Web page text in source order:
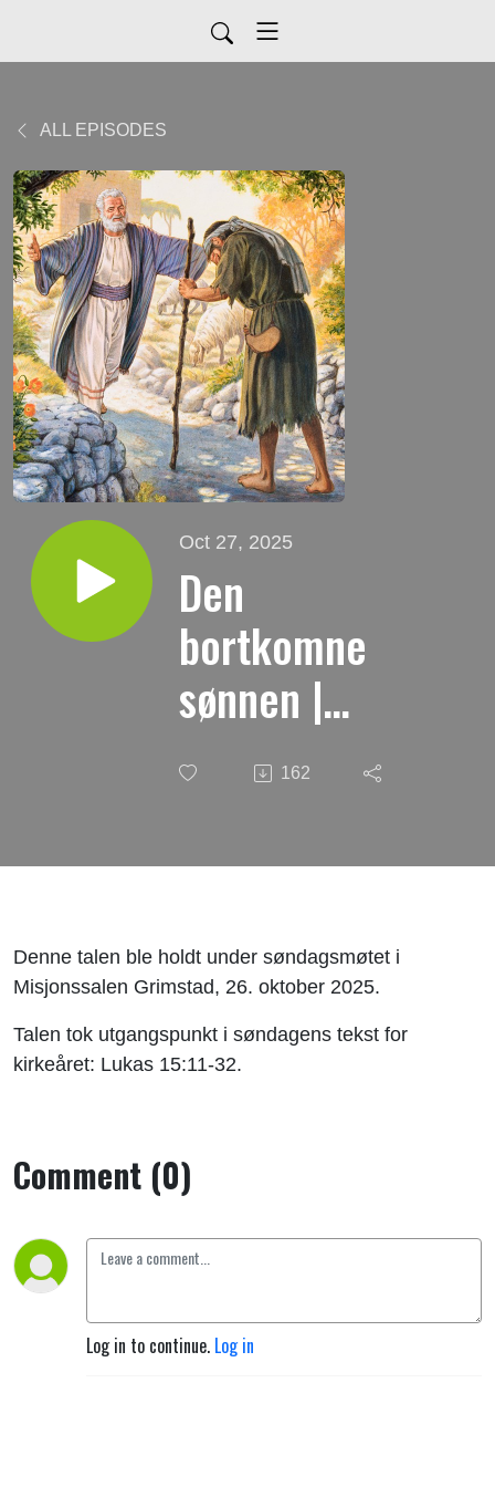
ALL EPISODES
Oct 27, 2025
Den
bortkomne
sønnen |
Tale i
Misjonssalen
Grimstad
162
Denne talen ble holdt under søndagsmøtet i
Misjonssalen Grimstad, 26. oktober 2025.
Talen tok utgangspunkt i søndagens tekst for
kirkeåret: Lukas 15:11-32.
Comment (0)
Log in to continue. Log in